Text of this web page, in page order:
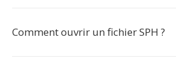
Comment ouvrir un fichier SPH ?